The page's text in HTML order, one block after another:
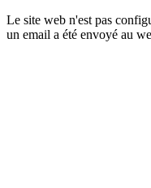
Le site web n'est pas
un email a été envoyé au